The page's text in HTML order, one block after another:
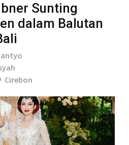
Sunting
dalam Balutan
Cirebon